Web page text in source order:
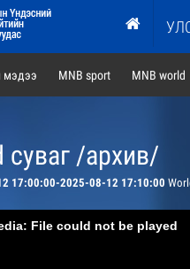
мэдээ MNB sport MNB world
суваг /архив/
17:00:00-2025-08-12 17:10:00
File could not be played